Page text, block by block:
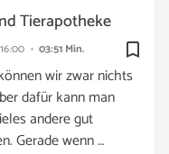
bookmark_border
16:00 03:51 Min.
Tierapotheke
wir zwar nichts
dafür kann man
andere gut
Gerade wenn …